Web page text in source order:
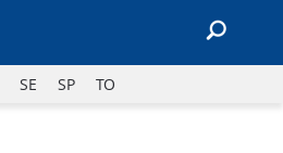
SE SP TO